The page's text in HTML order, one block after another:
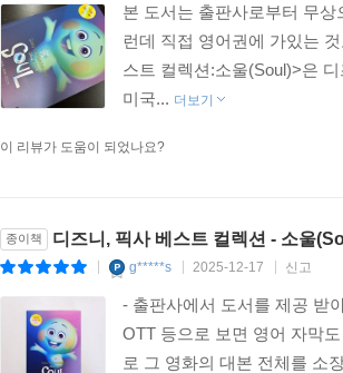
본 도서는 출판사로부터 무
런데 직접 영어권에 가있는
스트 컬렉션:소울(Soul)>은
미국... 더보기
이 리뷰가 도움이 되었나요?
종이책 디즈니, 픽사 베스트 컬렉션 - 소울
g*****s 2025-12-17 신고
- 출판사에서 도서를 제공 받
OTT 등으로 보면 영어 자막
로 그 영화의 대본 전체를 소